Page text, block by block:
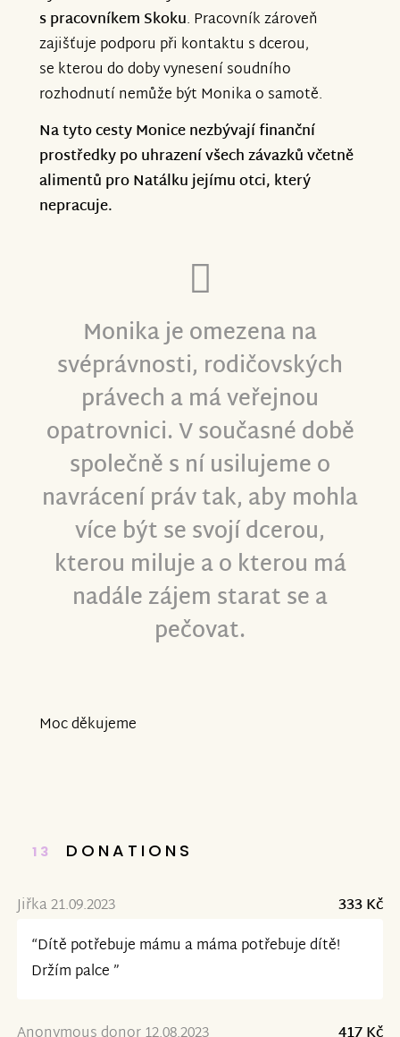
s pracovníkem Skoku. Pracovník zároveň
zajišťuje podporu při kontaktu s dcerou,
se kterou do doby vynesení soudního
rozhodnutí nemůže být Monika o samotě.
Na tyto cesty Monice nezbývají finanční
prostředky po uhrazení všech závazků včetně
alimentů pro Natálku jejímu otci, který
nepracuje.
Monika je omezena na
svéprávnosti, rodičovských
právech a má veřejnou
opatrovnici. V současné době
společně s ní usilujeme o
navrácení práv tak, aby mohla
více být se svojí dcerou,
kterou miluje a o kterou má
nadále zájem starat se a
pečovat.
Moc děkujeme
13 DONATIONS
Jiřka 21.09.2023
333 Kč
“Dítě potřebuje mámu a máma potřebuje dítě!
Držím palce ”